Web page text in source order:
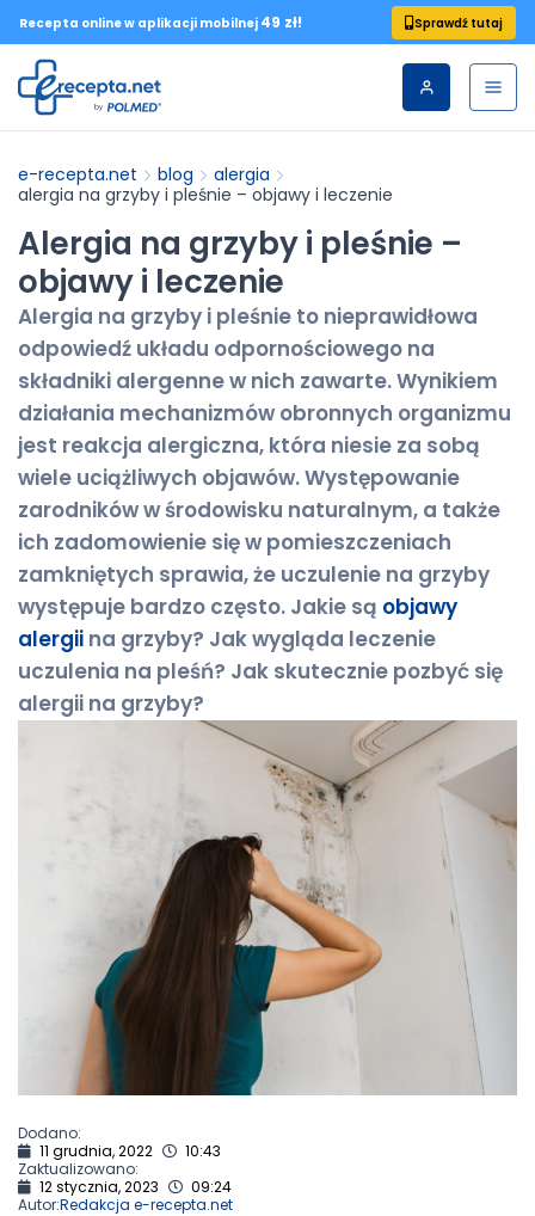
Recepta online w aplikacji mobilnej 49 zł! Sprawdź tutaj
e-recepta.net blog
alergia
alergia na grzyby i pleśnie – objawy i leczenie
Alergia na grzyby i pleśnie –
objawy i leczenie
Alergia na grzyby i pleśnie to nieprawidłowa
odpowiedź układu odpornościowego na
składniki alergenne w nich zawarte. Wynikiem
działania mechanizmów obronnych organizmu
jest reakcja alergiczna, która niesie za sobą
wiele uciążliwych objawów. Występowanie
zarodników w środowisku naturalnym, a także
ich zadomowienie się w pomieszczeniach
zamkniętych sprawia, że uczulenie na grzyby
występuje bardzo często. Jakie są objawy
alergii na grzyby? Jak wygląda leczenie
uczulenia na pleśń? Jak skutecznie pozbyć się
alergii na grzyby?
Dodano:
11 grudnia, 2022
10:43
Zaktualizowano:
12 stycznia, 2023
09:24
Autor:Redakcja e-recepta.net